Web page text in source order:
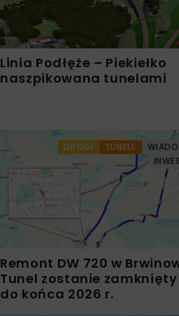
Linia Podłęże – Piekiełko
naszpikowana tunelami
DROGI TUNELE
Remont DW 720 w
Tunel zostanie zamknięty
do końca 2026 r.